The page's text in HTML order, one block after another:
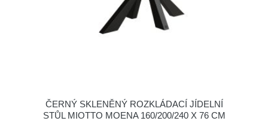
ČERNÝ SKLENĚNÝ ROZKLÁDACÍ JÍDELNÍ
STŮL MIOTTO MOENA 160/200/240 X 76 CM